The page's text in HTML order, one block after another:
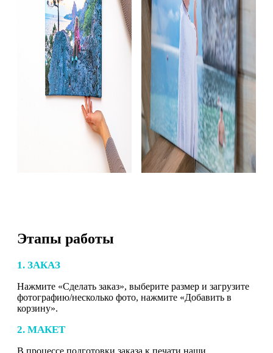
Этапы работы
1. ЗАКАЗ
Нажмите «Сделать заказ», выберите размер и загрузите
фотографию/несколько фото, нажмите «Добавить в
корзину».
2. МАКЕТ
В процессе подготовки заказа к печати наши